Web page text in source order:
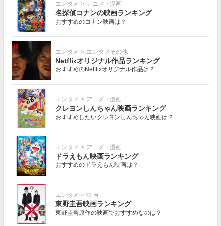
エンタメ > アニメ・漫画
名探偵コナンの映画ランキング
おすすめのコナン映画は？
エンタメ > エンタメその他
Netflixオリジナル作品ランキング
おすすめのNetflixオリジナル作品は？
エンタメ > アニメ・漫画
クレヨンしんちゃん映画ランキング
おすすめしたいクレヨンしんちゃん映画は？
エンタメ > アニメ・漫画
ドラえもん映画ランキング
おすすめのドラえもん映画は？
エンタメ > 映画
東野圭吾映画ランキング
東野圭吾原作の映画でおすすめなのは？